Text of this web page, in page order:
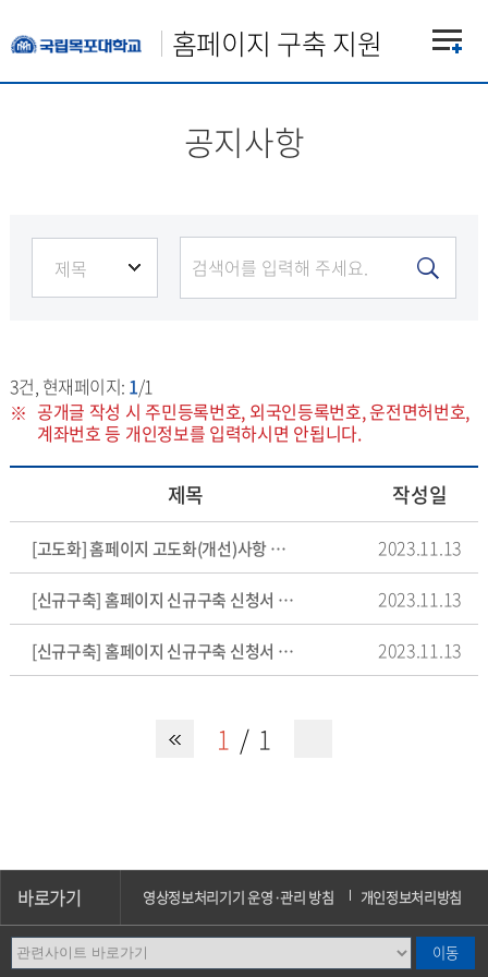
홈페이지 구축 지원
공지사항
3건, 현재페이지: 1/1
공개글 작성 시 주민등록번호, 외국인등록번호, 운전면허번호,
계좌번호 등 개인정보를 입력하시면 안됩니다.
제목 작성일
[고도화] 홈페이지 고도화(개선)사항 신청서 양식 2023.11.13
[신규구축] 홈페이지 신규구축 신청서 양식 : 학과/전공 2023.11.13
[신규구축] 홈페이지 신규구축 신청서 양식 : 단과대학/학부 2023.11.13
1 1
바로가기 영상정보처리기기 운영·관리 방침 개인정보처리방침
이메일무단수집거부 캠퍼스안내